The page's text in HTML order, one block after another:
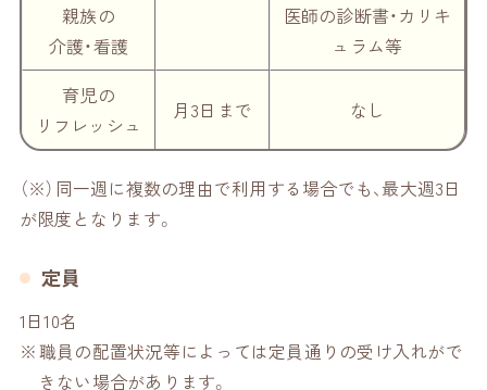
親族の
介護・看護
医師の診断書・カリキ
ュラム等
育児の
リフレッシュ
月3日 まで なし
（※）同一週に複数の理由で利用する場合でも、最大週3日
が限度となります。
定員
1日10名
職員の配置状況等によっては定員通りの受け入れがで
きない場合があります。